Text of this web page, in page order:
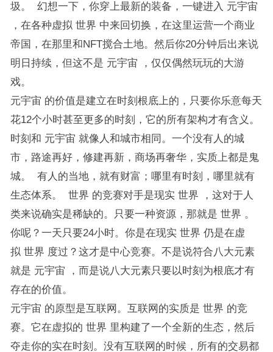
圾。 幻想一下，你穿上最新的装备，一键进入 元宇宙
，在各种虚拟 世界 中来回切换，在这里运营一个商业
帝国，在那里和NFT搅合土地。然后你20分钟后出来说
明日持续，但这不是 元宇宙 ，仅仅偶然玩玩的大游
戏。
元宇宙 的价值是建立在时刻根底上的，只要你乐意每天
花12个小时甚至更多的时刻，它的所有架构才有含义。
时刻和 元宇宙 就像人和城市相同。一个没有人的城
市，路途再好，修建再新，商场再奢华，实质上都是鬼
城。 有人的当地，就有财富；哪里有时刻，哪里就有
生态体系。 世界 的竞赛对手是现实 世界 ，这对于人
类来说确实是稀缺的。只要一种资源，那就是 世界 。
你呢？一天只要24小时。你是在现实 世界 仍是在虚
拟 世界 度过？这才是中心竞赛。不是说符合八大元素
就是 元宇宙 ，而是说八大元素只要以时刻为根底才有
存在的价值。
元宇宙 的原型是互联网。互联网的实质是 世界 的竞
赛。它在虚拟的 世界 里构建了一个全新的生态，然后
夺走你的实在时刻。没有互联网的时候，所有的交易都